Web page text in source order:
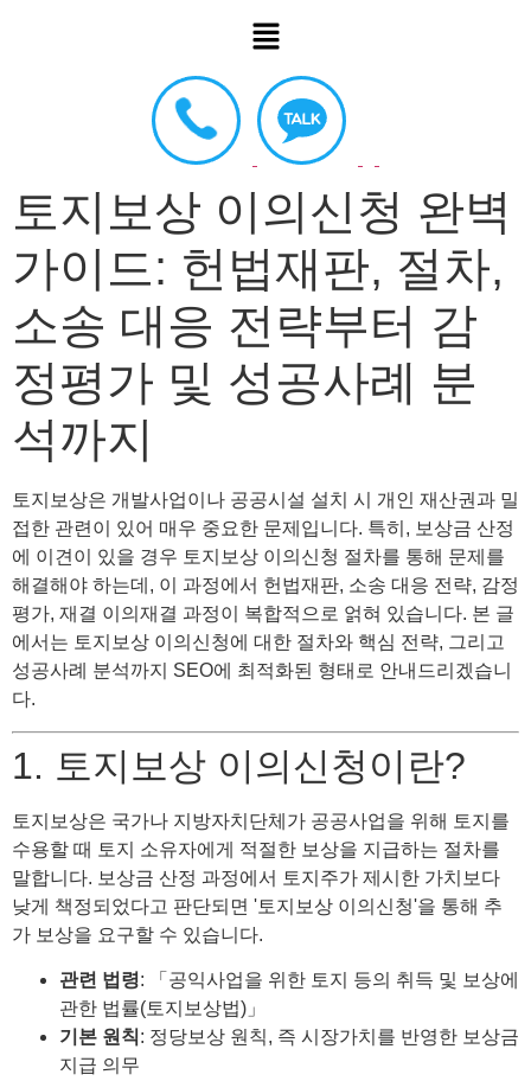
토지보상 이의신청 완벽
가이드: 헌법재판, 절차,
소송 대응 전략부터 감
정평가 및 성공사례 분
석까지
토지보상은 개발사업이나 공공시설 설치 시 개인 재산권과 밀
접한 관련이 있어 매우 중요한 문제입니다. 특히, 보상금 산정
에 이견이 있을 경우 토지보상 이의신청 절차를 통해 문제를
해결해야 하는데, 이 과정에서 헌법재판, 소송 대응 전략, 감정
평가, 재결 이의재결 과정이 복합적으로 얽혀 있습니다. 본 글
에서는 토지보상 이의신청에 대한 절차와 핵심 전략, 그리고
성공사례 분석까지 SEO에 최적화된 형태로 안내드리겠습니
다.
1. 토지보상 이의신청이란?
토지보상은 국가나 지방자치단체가 공공사업을 위해 토지를
수용할 때 토지 소유자에게 적절한 보상을 지급하는 절차를
말합니다. 보상금 산정 과정에서 토지주가 제시한 가치보다
낮게 책정되었다고 판단되면 '토지보상 이의신청'을 통해 추
가 보상을 요구할 수 있습니다.
관련 법령: 「공익사업을 위한 토지 등의 취득 및 보상에
관한 법률(토지보상법)」
기본 원칙: 정당보상 원칙, 즉 시장가치를 반영한 보상금
지급 의무